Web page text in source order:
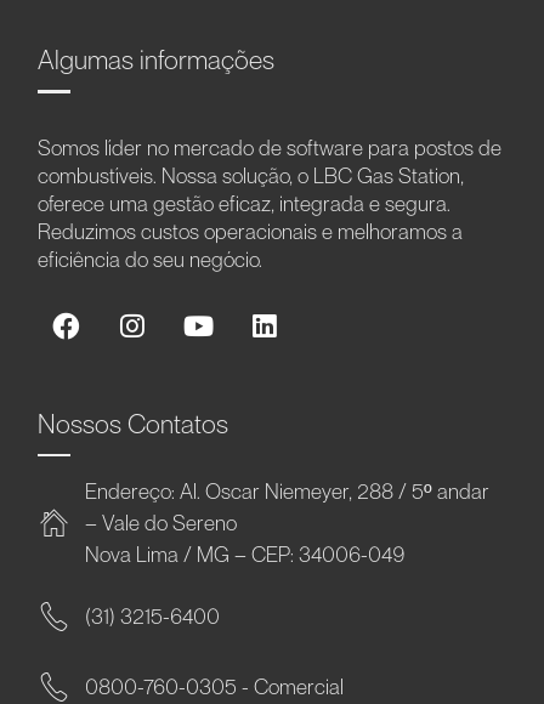
Algumas informações
Somos líder no mercado de software para postos de
combustíveis. Nossa solução, o LBC Gas Station,
oferece uma gestão eficaz, integrada e segura.
Reduzimos custos operacionais e melhoramos a
eficiência do seu negócio.
Nossos Contatos
Endereço: Al. Oscar Niemeyer, 288 / 5º andar
– Vale do Sereno
Nova Lima / MG – CEP: 34006-049
(31) 3215-6400
0800-760-0305 - Comercial